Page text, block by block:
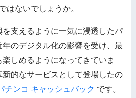
はないでしょうか。
支えるように一気に浸透したパ
のデジタル化の影響を受け、最
しめるようになってきていま
的なサービスとして登場したの
チンコ キャッシュバック です。